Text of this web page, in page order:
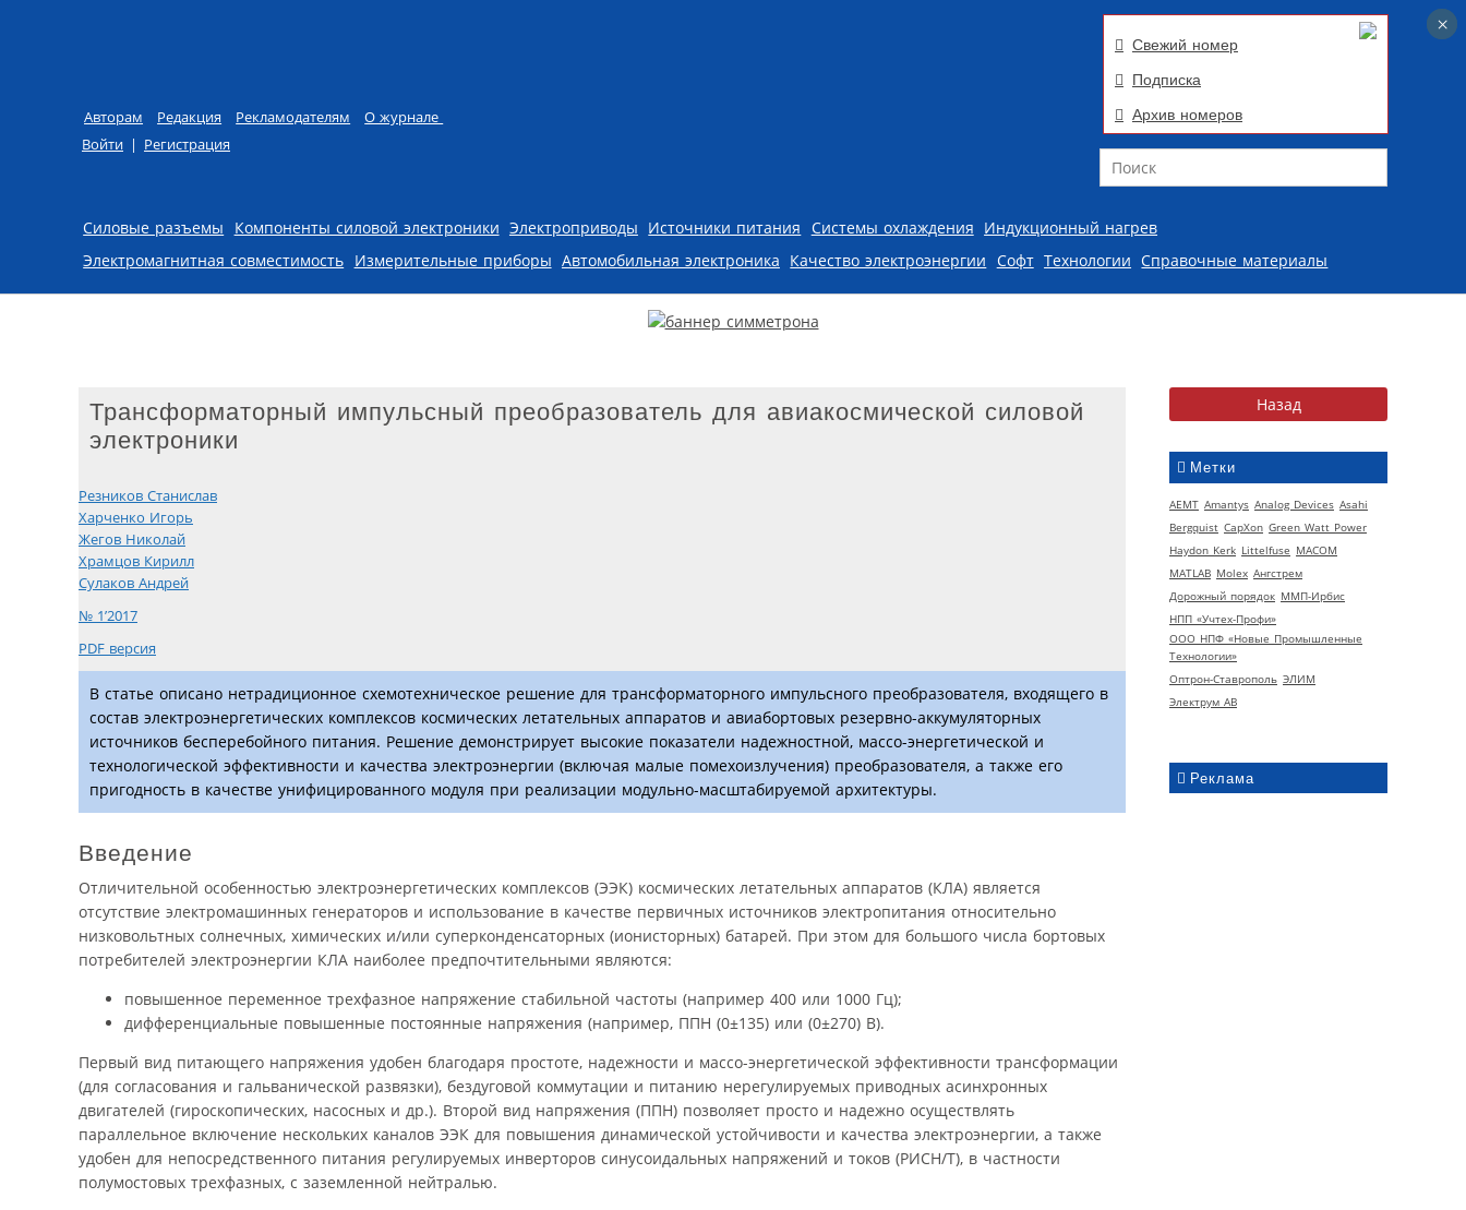
Авторам Редакция Рекламодателям
О журнале
Войти | Регистрация
Свежий номер
Подписка
Архив номеров
Поиск
Skip to content
Силовые разъемы Компоненты силовой электроники Электроприводы Источники питания Системы охлаждения Индукционный нагрев
Электромагнитная совместимость Измерительные приборы Автомобильная электроника Качество электроэнергии Софт Технологии Справочные материалы
Метки
AEMT Amantys Analog Devices Asahi
Bergquist CapXon Green Watt Power
Haydon Kerk Littelfuse MACOM
MATLAB Molex Ангстрем
Дорожный порядок ММП-Ирбис
НПП «Учтех-Профи»
ООО НПФ «Новые Промышленные
Технологии»
Оптрон-Ставрополь ЭЛИМ
Электрум АВ
Реклама
Трансформаторный импульсный преобразователь для авиакосмической силовой
электроники
Резников Станислав
Харченко Игорь
Жегов Николай
Храмцов Кирилл
Сулаков Андрей
№ 1’2017
PDF версия
В статье описано нетрадиционное схемотехническое решение для трансформаторного импульсного преобразователя, входящего в
состав электроэнергетических комплексов космических летательных аппаратов и авиабортовых резервно-аккумуляторных
источников бесперебойного питания. Решение демонстрирует высокие показатели надежностной, массо-энергетической и
технологической эффективности и качества электроэнергии (включая малые помехоизлучения) преобразователя, а также его
пригодность в качестве унифицированного модуля при реализации модульно-масштабируемой архитектуры.
Введение
Отличительной особенностью электроэнергетических комплексов (ЭЭК) космических летательных аппаратов (КЛА) является
отсутствие электромашинных генераторов и использование в качестве первичных источников электропитания относительно
низковольтных солнечных, химических и/или суперконденсаторных (ионисторных) батарей. При этом для большого числа бортовых
потребителей электроэнергии КЛА наиболее предпочтительными являются:
повышенное переменное трехфазное напряжение стабильной частоты (например 400 или 1000 Гц);
дифференциальные повышенные постоянные напряжения (например, ППН (0±135) или (0±270) В).
Первый вид питающего напряжения удобен благодаря простоте, надежности и массо-энергетической эффективности трансформации
(для согласования и гальванической развязки), бездуговой коммутации и питанию нерегулируемых приводных асинхронных
двигателей (гироскопических, насосных и др.). Второй вид напряжения (ППН) позволяет просто и надежно осуществлять
параллельное включение нескольких каналов ЭЭК для повышения динамической устойчивости и качества электроэнергии, а также
удобен для непосредственного питания регулируемых инверторов синусоидальных напряжений и токов (РИСН/Т), в частности
полумостовых трехфазных, с заземленной нейтралью.
×
×